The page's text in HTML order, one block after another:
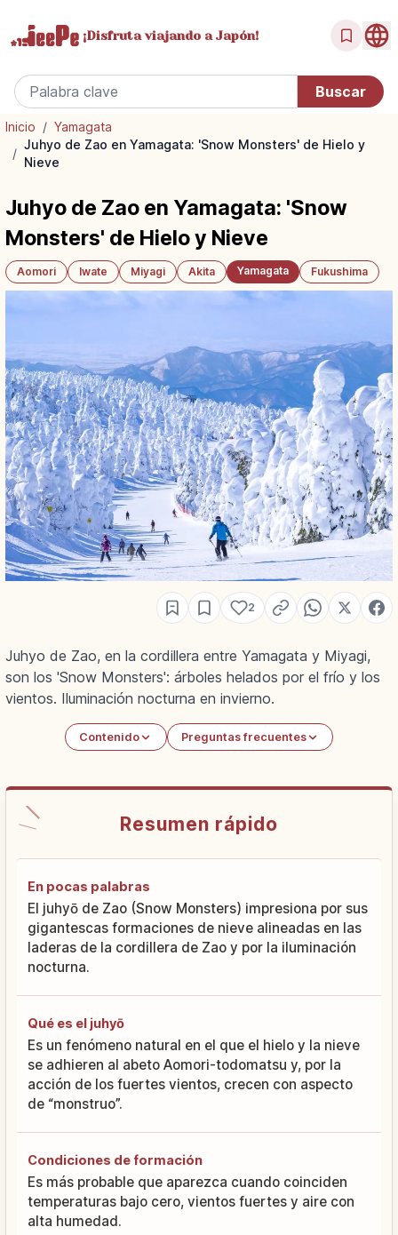
¡Disfrutaviajando a Japón!
Inicio / Yamagata
/
Juhyo de Zao en Yamagata: 'Snow Monsters' de Hielo y
Nieve
Juhyo de Zao en Yamagata: 'Snow
Monsters' de Hielo y Nieve
Aomori Iwate Miyagi Akita Yamagata Fukushima
2
Juhyo de Zao, en la cordillera entre Yamagata y Miyagi,
son los 'Snow Monsters': árboles helados por el frío y los
vientos. Iluminación nocturna en invierno.
Contenido Preguntas frecuentes
Resumen rápido
En pocas palabras
El juhyō de Zao (Snow Monsters) impresiona por sus
gigantescas formaciones de nieve alineadas en las
laderas de la cordillera de Zao y por la iluminación
nocturna.
Qué es el juhyō
Es un fenómeno natural en el que el hielo y la nieve
se adhieren al abeto Aomori-todomatsu y, por la
acción de los fuertes vientos, crecen con aspecto
de “monstruo”.
Condiciones de formación
Es más probable que aparezca cuando coinciden
temperaturas bajo cero, vientos fuertes y aire con
alta humedad.